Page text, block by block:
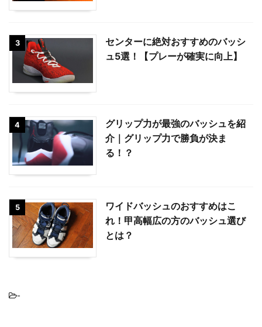
3
センターに絶対おすすめのバッシ
ュ5選！【プレーが確実に向上】
4
グリップ力が最強のバッシュを紹
介｜グリップ力で勝負が決ま
る！？
5
ワイドバッシュのおすすめはこ
れ！甲高幅広の方のバッシュ選び
とは？
-